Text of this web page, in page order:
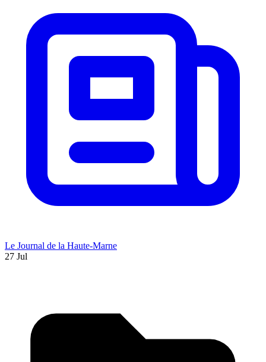
Le Journal de la Haute-Marne
27 Jul